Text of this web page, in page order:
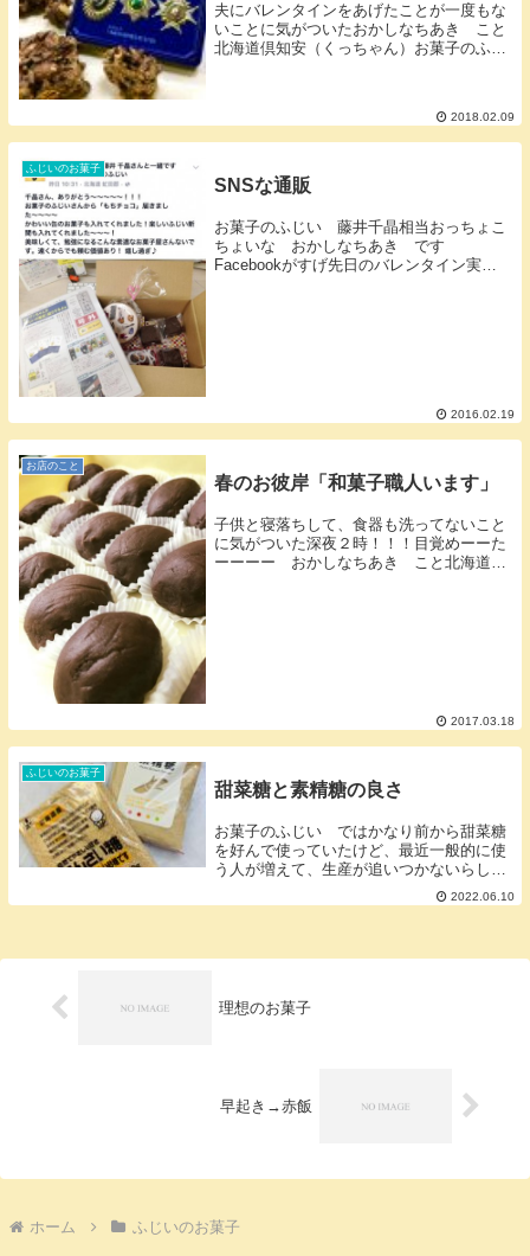
夫にバレンタインをあげたことが一度もな
いことに気がついたおかしなちあき こと
北海道倶知安（くっちゃん）お菓子のふじ
「絶対に糖質オ...
2018.02.09
ふじいのお菓子
SNSな通販
お菓子のふじい 藤井千晶相当おっちょこ
ちょいな おかしなちあき です
Facebookがすげ先日のバレンタイン実は
2016.02.19
お店のこと
春のお彼岸「和菓子職人います」
子供と寝落ちして、食器も洗ってないこと
に気がついた深夜２時！！！目覚めーーた
ーーーー おかしなちあき こと北海道倶
2017.03.18
ふじいのお菓子
甜菜糖と素精糖の良さ
お菓子のふじい ではかなり前から甜菜糖
を好んで使っていたけど、最近一般的に使
う人が増えて、生産が追いつかないらし
く、業者さんから仕入れ数制限が、、、な
ので一部を素精糖に変更中。素精糖はサト
2022.06.10
理想のお菓子
早起き→赤飯
ホーム ふじいのお菓子